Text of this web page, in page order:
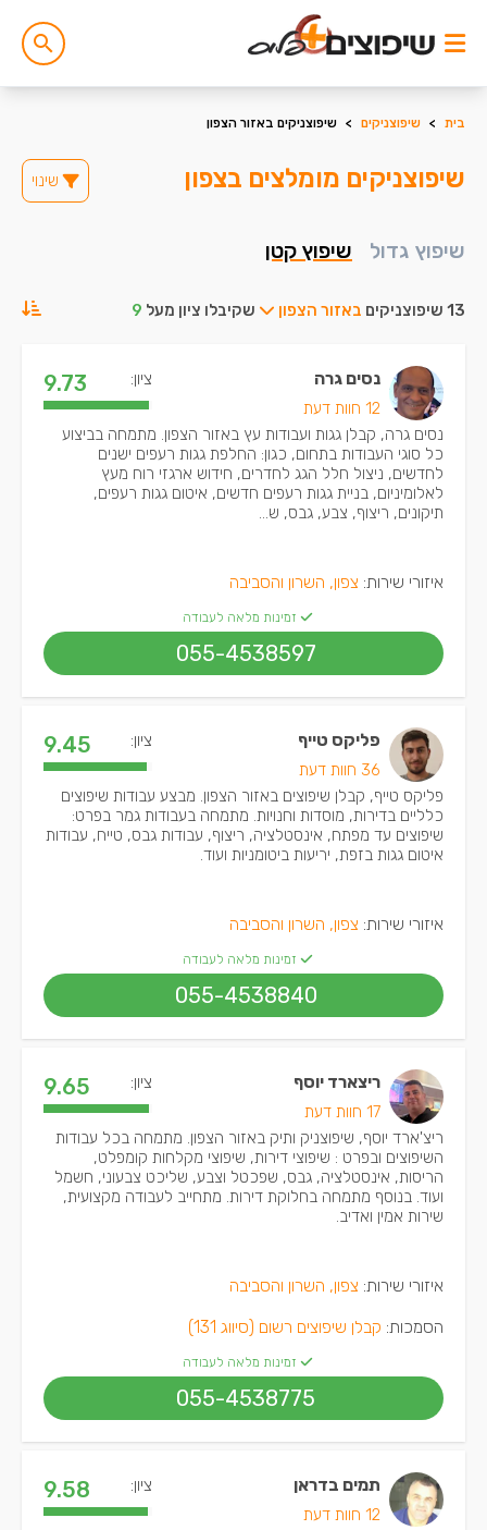
בית > שיפוצניקים > שיפוצניקים באזור הצפון
שיפוצניקים מומלצים בצפון שינוי
שיפוץ גדול שיפוץ קטן
13 שיפוצניקים באזור הצפון שקיבלו ציון מעל 9
נסים גרה
12 חוות דעת
ציון: 9.73
נסים גרה, קבלן גגות ועבודות עץ באזור הצפון. מתמחה בביצוע
כל סוגי העבודות בתחום, כגון: החלפת גגות רעפים ישנים
לחדשים, ניצול חלל הגג לחדרים, חידוש ארגזי רוח מעץ
לאלומיניום, בניית גגות רעפים חדשים, איטום גגות רעפים,
תיקונים, ריצוף, צבע, גבס, ש...
איזורי שירות: צפון, השרון והסביבה
זמינות מלאה לעבודה
055-4538597
פליקס טייף
36 חוות דעת
ציון: 9.45
פליקס טייף, קבלן שיפוצים באזור הצפון. מבצע עבודות שיפוצים
כלליים בדירות, מוסדות וחנויות. מתמחה בעבודות גמר בפרט:
שיפוצים עד מפתח, אינסטלציה, ריצוף, עבודות גבס, טייח, עבודות
איטום גגות בזפת, יריעות ביטומניות ועוד.
איזורי שירות: צפון, השרון והסביבה
זמינות מלאה לעבודה
055-4538840
ריצארד יוסף
17 חוות דעת
ציון: 9.65
ריצ'ארד יוסף, שיפוצניק ותיק באזור הצפון. מתמחה בכל עבודות
השיפוצים ובפרט : שיפוצי דירות, שיפוצי מקלחות קומפלט,
הריסות, אינסטלציה, גבס, שפכטל וצבע, שליכט צבעוני, חשמל
ועוד. בנוסף מתמחה בחלוקת דירות. מתחייב לעבודה מקצועית,
שירות אמין ואדיב.
איזורי שירות: צפון, השרון והסביבה
הסמכות: קבלן שיפוצים רשום (סיווג 131)
זמינות מלאה לעבודה
055-4538775
תמים בדראן
12 חוות דעת
ציון: 9.58